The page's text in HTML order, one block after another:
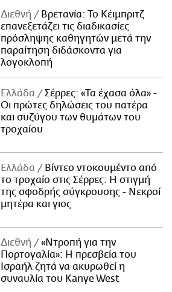
Διεθνή
Βρετανία: Το Κέιμπριτζ
επανεξετάζει τις διαδικασίες
πρόσληψης καθηγητών μετά την
παραίτηση διδάσκοντα για
λογοκλοπή
Ελλάδα
Σέρρες: «Τα έχασα όλα» -
Οι πρώτες δηλώσεις του πατέρα
και συζύγου των θυμάτων του
τροχαίου
Ελλάδα
Βίντεο ντοκουμέντο από
το τροχαίο στις Σέρρες: Η στιγμή
της σφοδρής σύγκρουσης - Νεκροί
μητέρα και γιος
Διεθνή
«Ντροπή για την
Πορτογαλία»: Η πρεσβεία του
Ισραήλ ζητά να ακυρωθεί η
συναυλία του Kanye West